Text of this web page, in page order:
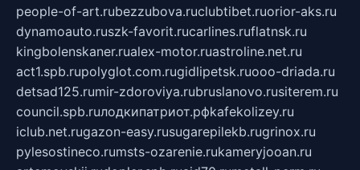
people-of-art.rubezzubova.ruclubtibet.ruorior-aks.ru
dynamoauto.ruszk-favorit.rucarlines.ruflatnsk.ru
kingbolenskaner.rualex-motor.ruastroline.net.ru
act1.spb.rupolyglot.com.rugidlipetsk.ruooo-driada.ru
detsad125.rumir-zdoroviya.rubruslanovo.rusiterem.ru
council.spb.ruлодкипатриот.рфkafekolizey.ru
iclub.net.rugazon-easy.rusugarepilekb.rugrinox.ru
pylesostineco.rumsts-ozarenie.rukameryjooan.ru